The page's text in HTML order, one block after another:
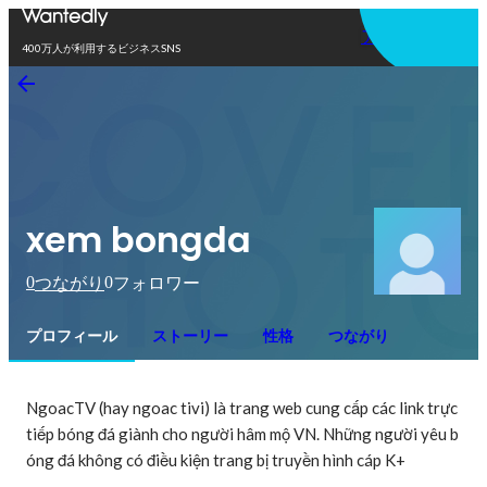
400万人が利用するビジネスSNS
アプリを使う
xem bongda
0つながり 0フォロワー
プロフィール ストーリー 性格 つながり
NgoacTV (hay ngoac tivi) là trang web cung cấp các link trực
tiếp bóng đá giành cho người hâm mộ VN. Những người yêu b
óng đá không có điều kiện trang bị truyền hình cáp K+